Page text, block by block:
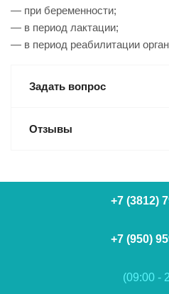
— при беременности;
— в период лактации;
— в период реабилитации
Задать вопрос
Отзывы
+7 (3812)
+7 (950)
(09:00 -